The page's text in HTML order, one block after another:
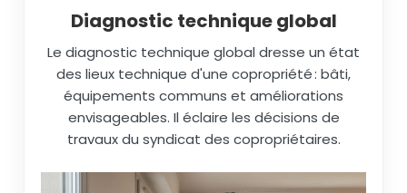
Diagnostic technique global
Le diagnostic technique global dresse un état
des lieux technique d'une copropriété : bâti,
équipements communs et améliorations
envisageables. Il éclaire les décisions de
travaux du syndicat des copropriétaires.